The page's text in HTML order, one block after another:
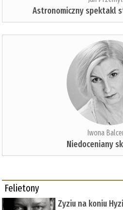
Astronomiczny spektakl
Iwona
Niedoceniany
Felietony
Zyziu na koniu